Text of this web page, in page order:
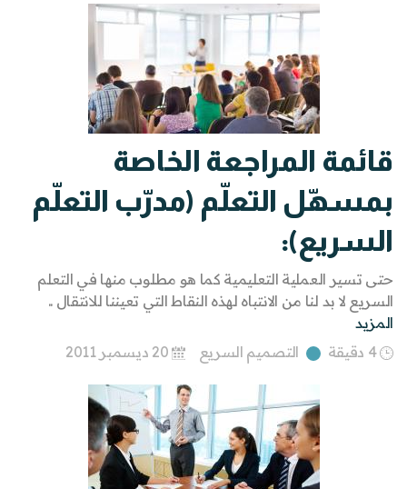
قائمة المراجعة الخاصة
بمسهّل التعلّم (مدرّب التعلّم
السريع):
حتى تسير العملية التعليمية كما هو مطلوب منها في التعلم
السريع لا بد لنا من الانتباه لهذه النقاط التي تعيننا للانتقال ..
المزيد
4 دقيقة
التصميم السريع 20 ديسمبر 2011